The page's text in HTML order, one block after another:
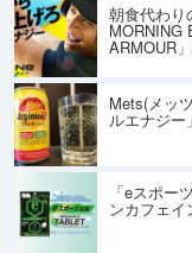
朝食代わり
MORNING
ARMOUR
Mets(メッ
ルエナジー
「eスポー
ンカフェイ